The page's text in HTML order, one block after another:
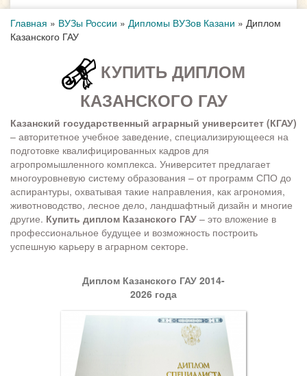
Главная » ВУЗы России » Дипломы ВУЗов Казани » Диплом
Казанского ГАУ
КУПИТЬ ДИПЛОМ
КАЗАНСКОГО ГАУ
Казанский государственный аграрный университет (КГАУ)
– авторитетное учебное заведение, специализирующееся на
подготовке квалифицированных кадров для
агропромышленного комплекса. Университет предлагает
многоуровневую систему образования – от программ СПО до
аспирантуры, охватывая такие направления, как агрономия,
животноводство, лесное дело, ландшафтный дизайн и многие
другие. Купить диплом Казанского ГАУ – это вложение в
профессиональное будущее и возможность построить
успешную карьеру в аграрном секторе.
Диплом Казанского ГАУ 2014-
2026 года